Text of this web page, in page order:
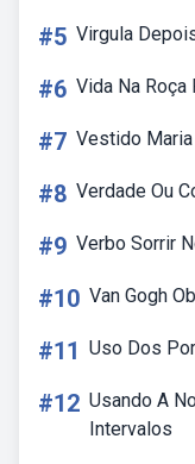
#5 Virgula
#6 Vida Na Roça
#7 Vestido
#8 Verdade Ou
#9 Verbo Sorrir
#10 Van Gogh
#11 Uso Dos
#12 Usando A
Intervalos